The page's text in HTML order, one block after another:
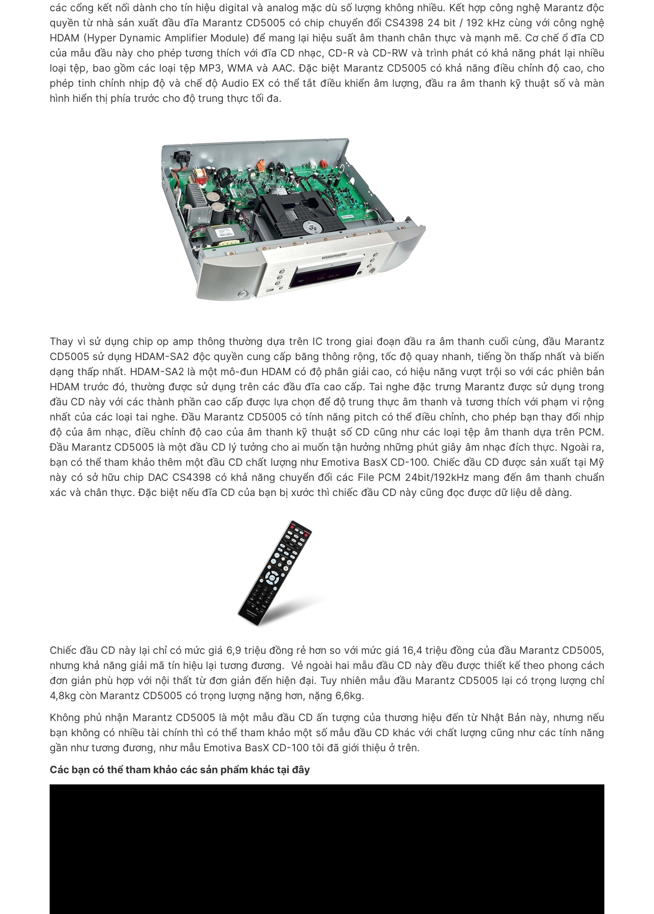
các cổng kết nối dành cho tín hiệu digital và analog mặc dù số lượng không nhiều. Kết hợp công nghệ Marantz độc
quyền từ nhà sản xuất đầu đĩa Marantz CD5005 có chip chuyển đổi CS4398 24 bit / 192 kHz cùng với công nghệ
HDAM (Hyper Dynamic Amplifier Module) để mang lại hiệu suất âm thanh chân thực và mạnh mẽ. Cơ chế ổ đĩa CD
của mẫu đầu này cho phép tương thích với đĩa CD nhạc, CD-R và CD-RW và trình phát có khả năng phát lại nhiều
loại tệp, bao gồm các loại tệp MP3, WMA và AAC. Đặc biệt Marantz CD5005 có khả năng điều chỉnh độ cao, cho
phép tinh chỉnh nhịp độ và chế độ Audio EX có thể tắt điều khiển âm lượng, đầu ra âm thanh kỹ thuật số và màn
hình hiển thị phía trước cho độ trung thực tối đa.
Thay vì sử dụng chip op amp thông thường dựa trên IC trong giai đoạn đầu ra âm thanh cuối cùng, đầu Marantz
CD5005 sử dụng HDAM-SA2 độc quyền cung cấp băng thông rộng, tốc độ quay nhanh, tiếng ồn thấp nhất và biến
dạng thấp nhất. HDAM-SA2 là một mô-đun HDAM có độ phân giải cao, có hiệu năng vượt trội so với các phiên bản
HDAM trước đó, thường được sử dụng trên các đầu đĩa cao cấp. Tai nghe đặc trưng Marantz được sử dụng trong
đầu CD này với các thành phần cao cấp được lựa chọn để độ trung thực âm thanh và tương thích với phạm vi rộng
nhất của các loại tai nghe. Đầu Marantz CD5005 có tính năng pitch có thể điều chỉnh, cho phép bạn thay đổi nhịp
độ của âm nhạc, điều chỉnh độ cao của âm thanh kỹ thuật số CD cũng như các loại tệp âm thanh dựa trên PCM.
Đầu Marantz CD5005 là một đầu CD lý tưởng cho ai muốn tận hưởng những phút giây âm nhạc đích thực. Ngoài ra,
bạn có thể tham khảo thêm một đầu CD chất lượng như Emotiva BasX CD-100. Chiếc đầu CD được sản xuất tại Mỹ
này có sở hữu chip DAC CS4398 có khả năng chuyển đổi các File PCM 24bit/192kHz mang đến âm thanh chuẩn
xác và chân thực. Đặc biệt nếu đĩa CD của bạn bị xước thì chiếc đầu CD này cũng đọc được dữ liệu dễ dàng.
Chiếc đầu CD này lại chỉ có mức giá 6,9 triệu đồng rẻ hơn so với mức giá 16,4 triệu đồng của đầu Marantz CD5005,
nhưng khả năng giải mã tín hiệu lại tương đương. Vẻ ngoài hai mẫu đầu CD này đều được thiết kế theo phong cách
đơn giản phù hợp với nội thất từ đơn giản đến hiện đại. Tuy nhiên mẫu đầu Marantz CD5005 lại có trọng lượng chỉ
4,8kg còn Marantz CD5005 có trọng lượng nặng hơn, nặng 6,6kg.
Không phủ nhận Marantz CD5005 là một mẫu đầu CD ấn tượng của thương hiệu đến từ Nhật Bản này, nhưng nếu
bạn không có nhiều tài chính thì có thể tham khảo một số mẫu đầu CD khác với chất lượng cũng như các tính năng
gần như tương đương, như mẫu Emotiva BasX CD-100 tôi đã giới thiệu ở trên.
Các bạn có thể tham khảo các sản phẩm khác tại đây